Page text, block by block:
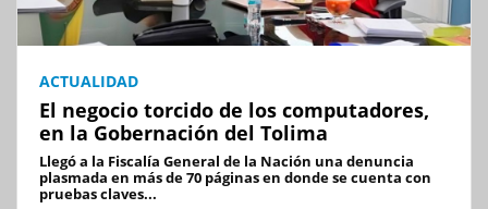
ACTUALIDAD
El negocio torcido de los computadores,
en la Gobernación del Tolima
Llegó a la Fiscalía General de la Nación una denuncia
plasmada en más de 70 páginas en donde se cuenta con
pruebas claves...